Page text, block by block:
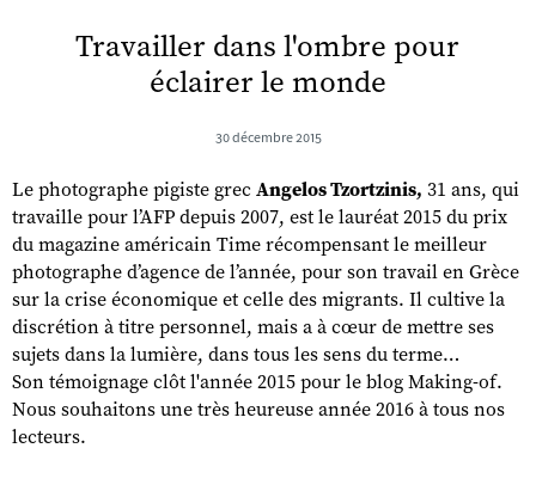
Travailler dans l'ombre pour
éclairer le monde
30 décembre 2015
Le photographe pigiste grec Angelos Tzortzinis, 31 ans, qui
travaille pour l’AFP depuis 2007, est le lauréat 2015 du prix
du magazine américain Time récompensant le meilleur
photographe d’agence de l’année, pour son travail en Grèce
sur la crise économique et celle des migrants. Il cultive la
discrétion à titre personnel, mais a à cœur de mettre ses
sujets dans la lumière, dans tous les sens du terme…
Son témoignage clôt l'année 2015 pour le blog Making-of.
Nous souhaitons une très heureuse année 2016 à tous nos
lecteurs.